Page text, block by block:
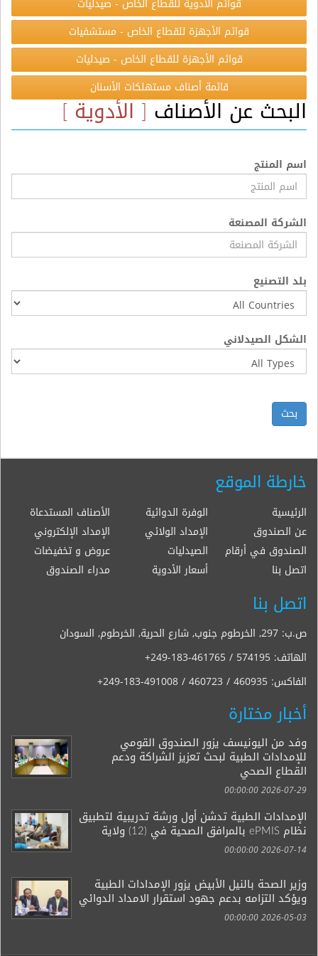
قوائم الأدوية للقطاع الخاص - صيدليات
قوائم الأجهزة للقطاع الخاص - مستشفيات
قوائم الأجهزة للقطاع الخاص - صيدليات
قائمة أصناف مستهلكات الأسنان
البحث عن الأصناف[ الأدوية ]
اسم المنتج
الشركة المصنعة
بلد التصنيع
الشكل الصيدلاني
بحث
خارطة الموقع
الرئيسية الوفرة الدوائية
الأصناف المستدعاة
عن الصندوق
الإمداد الولائي
الإمداد الإلكتروني
الصندوق في أرقام
الصيدليات
عروض و تخفيضات
اتصل بنا
أسعار الأدوية مدراء الصندوق
اتصل بنا
ص.ب: 297, الخرطوم جنوب, شارع الحرية, الخرطوم, السودان
الهاتف: +249-183-461765 / 574195
الفاكس: +249-183-491008 / 460723 / 460935
أخبار مختارة
وفد من اليونيسف يزور الصندوق القومي
للإمدادات الطبية لبحث تعزيز الشراكة ودعم
القطاع الصحي
2026-07-29 00:00:00
الإمدادات الطبية تدشن أول ورشة تدريبية لتطبيق
نظام ePMIS بالمرافق الصحية في (12) ولاية
2026-07-14 00:00:00
وزير الصحة بالنيل الأبيض يزور الإمدادات الطبية
ويؤكد التزامه بدعم جهود استقرار الامداد الدوائي
2026-05-03 00:00:00